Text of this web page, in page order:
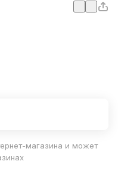
магазина и может